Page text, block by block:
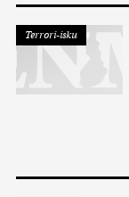
Terrori-isku